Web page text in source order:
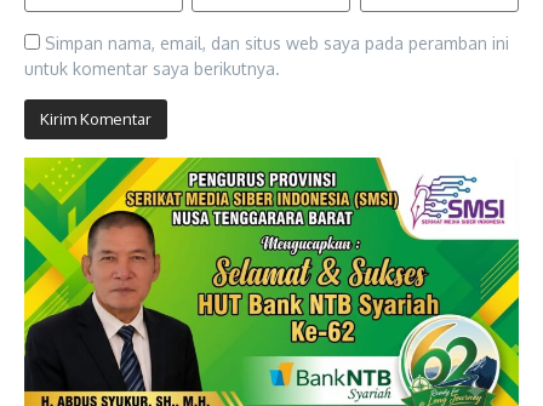
Simpan nama, email, dan situs web saya pada peramban ini
untuk komentar saya berikutnya.